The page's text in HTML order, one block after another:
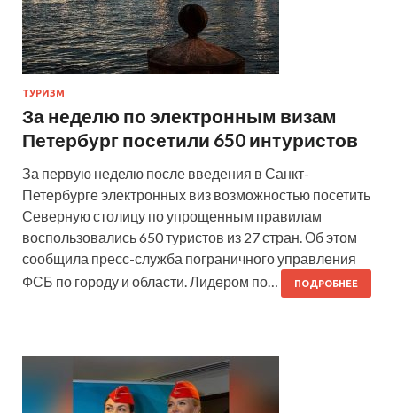
ТУРИЗМ
За неделю по электронным визам
Петербург посетили 650 интуристов
За первую неделю после введения в Санкт-
Петербурге электронных виз возможностью посетить
Северную столицу по упрощенным правилам
воспользовались 650 туристов из 27 стран. Об этом
сообщила пресс-служба пограничного управления
ФСБ по городу и области. Лидером по…
ПОДРОБНЕЕ